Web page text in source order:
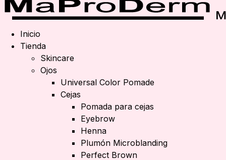
Inicio
Tienda
Skincare
Ojos
Universal Color Pomade
Cejas
Pomada para cejas
Eyebrow
Henna
Plumón Microblanding
Perfect Brown